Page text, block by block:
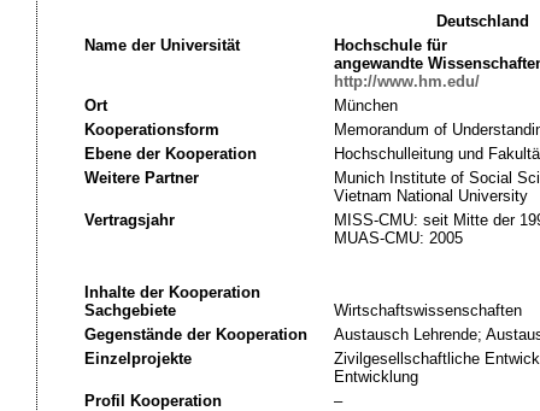
Deutschland
Name der Universität
Hochschule für
angewandte
http://www.hm.edu/
Ort
München
Kooperationsform
Memorandum of
Ebene der Kooperation
Hochschulleitung und
Weitere Partner
Munich Institute of Social
Vietnam National University
Vertragsjahr
MISS-CMU: seit Mitte der
MUAS-CMU: 2005
Inhalte der Kooperation
Sachgebiete
Wirtschaftswissenschaften
Gegenstände der Kooperation
Austausch Lehrende;
Einzelprojekte
Zivilgesellschaftliche
Entwicklung
Profil Kooperation
–